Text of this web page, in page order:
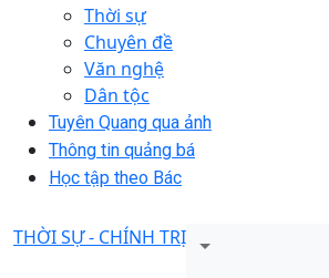
Thời sự
Chuyên đề
Văn nghệ
Dân tộc
Tuyên Quang qua ảnh
Thông tin quảng bá
Học tập theo Bác
THỜI SỰ - CHÍNH TRỊ